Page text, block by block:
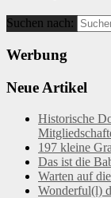
Suchen nach:
Werbung
Neue Artikel
Historische
197 kleine
Das ist die
Warten auf
Wonderful(l)